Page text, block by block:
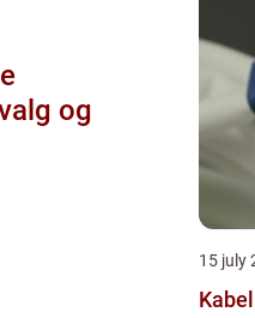
og
15 july